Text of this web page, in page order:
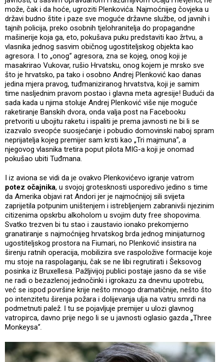
može, čak i da hoće, ugroziti Plenkovića. Najmoćnijeg čovjeka u
državi budno štite i paze sve moguće državne službe, od javnih i
tajnih policija, preko osobnih tjelohranitelja do propagandne
mašinerije koja ga, eto, pokušava puku predstaviti kao žrtvu, a
vlasnika jednog sasvim običnog ugostiteljskog objekta kao
agresora. I to „onog“ agresora, zna se kojeg, onog koji je
masakrirao Vukovar, rušio Hrvatsku, onog kojem je mrsko sve
što je hrvatsko, pa tako i osobno Andrej Plenković kao danas
jedina mjera pravog, tuđmaniziranog hrvatstva, koji je samim
time nasljednim pravom postao i glavna meta agresije! Budući da
sada kada u njima stoluje Andrej Plenković više nije moguće
raketiranje Banskih dvora, onda valja post na Facebooku
pretvoriti u ubojitu raketu i ispaliti je prema javnosti ne bi li se
izazvalo sveopće suosjećanje i pobudio domovinski naboj spram
neprijatelja kojeg premijer sam krsti kao „Tri majmuna“, a
njegovog vlasnika tretira poput pilota MIG-a koji je onomad
pokušao ubiti Tuđmana.
I iz aviona se vidi da je ovakvo Plenkovićevo igranje vatrom
potez očajnika, u svojoj grotesknosti usporedivo jedino s time
da Amerika objavi rat Andori jer je najmoćnijoj sili svijeta
zaprijetila potpunim uništenjem i istrebljenjem zabranivši njezinim
citizenima opskrbu alkoholom u svojim duty free shopovima.
Svatko trezven bi tu stao i zaustavio ionako prekomjerno
granatiranje s najmoćnijeg hrvatskog brda jednog minijaturnog
ugostiteljskog prostora na Fiumari, no Plenković insistira na
širenju ratnih operacija, mobilizira sve raspoložive formacije koje
mu stoje na raspolaganju, čak se ne libi regrutirati i Šeksovog
posinka iz Bruxellesa. Pažljivijoj publici postaje jasno da se više
ne radi o bezazlenoj jednočinki i igrokazu za dnevnu upotrebu,
već se ispod površine krije nešto mnogo dramatičnije, nešto što
po intenzitetu širenja požara i dolijevanja ulja na vatru smrdi na
podmetnuti palež. I tu se pojavljuje premijer u ulozi glavnog
vatropirca, davno prije nego li se u javnosti oglasio gazda „Three
Monkeysa“.